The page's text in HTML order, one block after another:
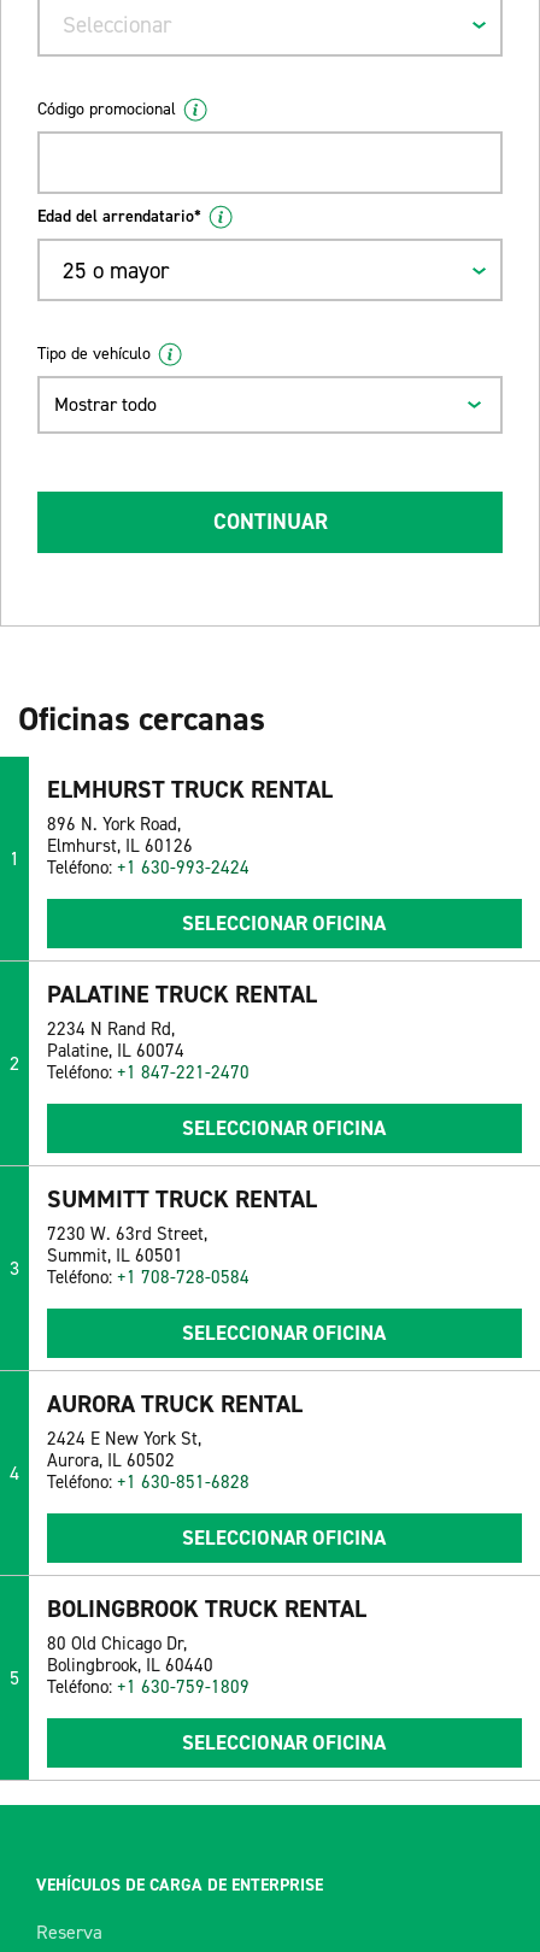
Seleccionar
Código promocional
Edad del arrendatario*
25 o mayor
Tipo de vehículo
Mostrar todo
CONTINUAR
Oficinas cercanas
1
ELMHURST TRUCK RENTAL
896 N. York Road,
Elmhurst, IL 60126
Teléfono: +1 630-993-2424
SELECCIONAR OFICINA
2
PALATINE TRUCK RENTAL
2234 N Rand Rd,
Palatine, IL 60074
Teléfono: +1 847-221-2470
SELECCIONAR OFICINA
3
SUMMITT TRUCK RENTAL
7230 W. 63rd Street,
Summit, IL 60501
Teléfono: +1 708-728-0584
SELECCIONAR OFICINA
4
AURORA TRUCK RENTAL
2424 E New York St,
Aurora, IL 60502
Teléfono: +1 630-851-6828
SELECCIONAR OFICINA
5
BOLINGBROOK TRUCK RENTAL
80 Old Chicago Dr,
Bolingbrook, IL 60440
Teléfono: +1 630-759-1809
SELECCIONAR OFICINA
VEHÍCULOS DE CARGA DE ENTERPRISE
Reserva